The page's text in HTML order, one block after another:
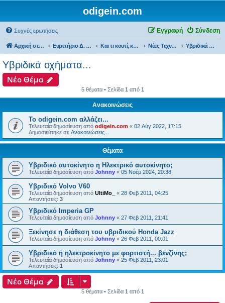
odigein.com
Συχνές ερωτήσεις Σύνδεση
Εγγραφή
Αρχική σελίδα Ευρετήριο Δ. Συζήτησης Και τι κουτί, κουτί... τώρα και η οδήγηση καινούργια σε κουτί... Νέες Τεχνολογίες και εφαρμογές... Υβριδικά οχήματα...
Υβριδικά οχήματα...
Νέο Θέμα
5 θέματα • Σελίδα 1 από 1
Ανακοινώσεις
Το odigein.com αλλάζει...
Τελευταία δημοσίευση από odigein.com « 02 Αύγ 2022, 17:15
Δημοσιεύτηκε σε Ανακοινώσεις...
Θέματα
Υβριδικό αυτοκίνητο η Ηλεκτρικό αυτοκίνητο;
Τελευταία δημοσίευση από Johnny « 05 Νοέμ 2024, 20:38
Υβριδικό Volvo V60
Τελευταία δημοσίευση από UltiMo_ « 28 Φεβ 2011, 04:25
Απαντήσεις: 3
Υβριδικό Imperia GP
Τελευταία δημοσίευση από Johnny « 27 Φεβ 2011, 21:41
Ξεκίνησε η διάθεση του υβριδικού Honda Jazz
Τελευταία δημοσίευση από Johnny « 26 Φεβ 2011, 00:01
Υβριδικό ή ηλεκτροκίνητο με φορτιστή... βενζίνης;
Τελευταία δημοσίευση από Johnny « 25 Φεβ 2011, 23:01
Απαντήσεις: 1
Νέο Θέμα
5 θέματα • Σελίδα 1 από 1